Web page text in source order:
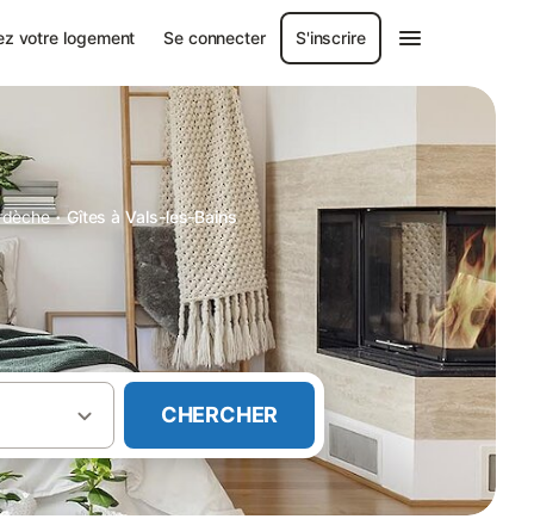
votre logement Se connecter S'inscrire
· Gîtes à Vals-les-Bains
CHERCHER